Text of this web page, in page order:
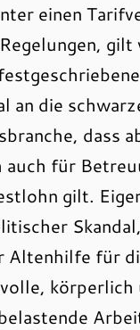
einen
an die
dass
auch für
gilt.
Altenhilfe für
körperlich